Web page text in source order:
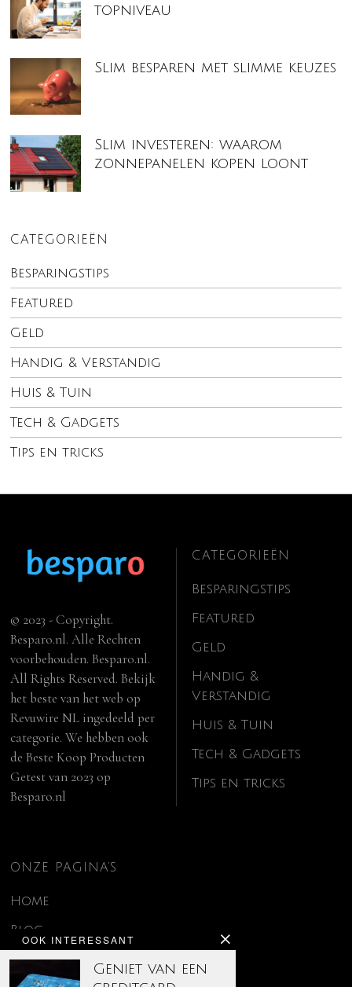
topniveau
Slim besparen met slimme keuzes
Slim investeren: waarom
zonnepanelen kopen loont
CATEGORIEËN
Besparingstips
Featured
Geld
Handig & Verstandig
Huis & Tuin
Tech & Gadgets
Tips en tricks
OOK INTERESSANT
Geniet van een
© 2023 - Copyright.
Besparo.nl. Alle Rechten
voorbehouden. Besparo.nl.
All Rights Reserved. Bekijk
het beste van het web op
Revuwire NL ingedeeld per
categorie. We hebben ook
deBeste Koop Producten
Getest van 2023 op
Besparo.nl
CATEGORIEËN
Besparingstips
Featured
Geld
Handig &
Verstandig
Huis & Tuin
Tech & Gadgets
Tips en tricks
ONZE PAGINA’S
Home
Blog
Contact